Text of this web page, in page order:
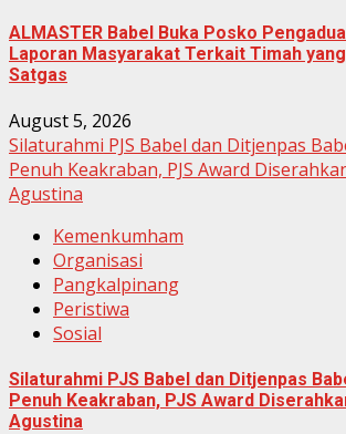
ALMASTER Babel Buka Posko
Laporan Masyarakat Terkait Timah
Satgas
August 5, 2026
Silaturahmi PJS Babel dan Ditjenpas
Penuh Keakraban, PJS Award
Agustina
Kemenkumham
Organisasi
Pangkalpinang
Peristiwa
Sosial
Silaturahmi PJS Babel dan Ditjenpas
Penuh Keakraban, PJS Award
Agustina